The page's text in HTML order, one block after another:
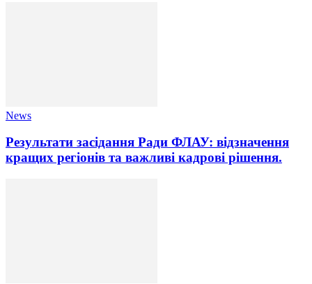
News
Результати засідання Ради ФЛАУ: відзначення
кращих регіонів та важливі кадрові рішення.